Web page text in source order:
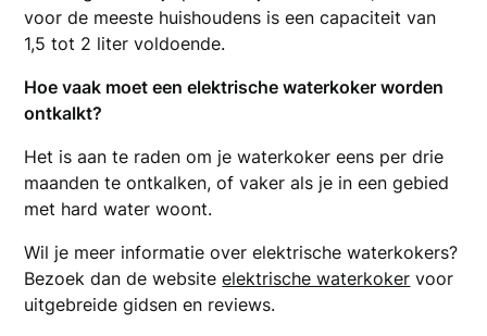
voor de meeste huishoudens is een capaciteit van
1,5 tot 2 liter voldoende.
Hoe vaak moet een elektrische waterkoker worden
ontkalkt?
Het is aan te raden om je waterkoker eens per drie
maanden te ontkalken, of vaker als je in een gebied
met hard water woont.
Wil je meer informatie over elektrische waterkokers?
Bezoek dan de websiteelektrische waterkoker voor
uitgebreide gidsen en reviews.